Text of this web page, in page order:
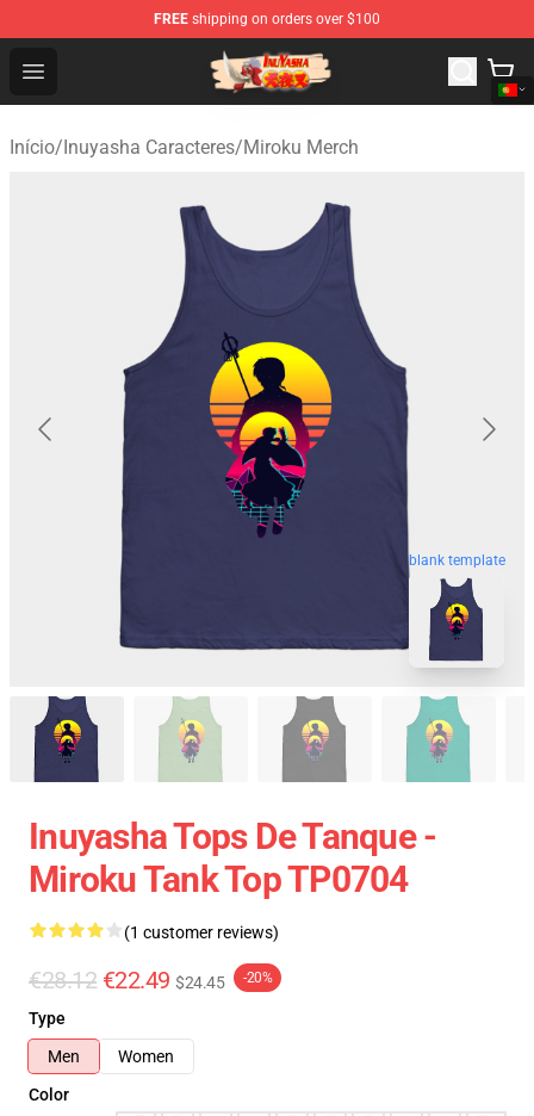
FREE shipping on orders over $100
Open menu
Inuyasha Store - Official Inuyasha Merchandise Shop
Início/Inuyasha Caracteres/Miroku Merch
blank template
Inuyasha Tops De Tanque -
Miroku Tank Top TP0704
(1 customer reviews)
€28.12 €22.49 $24.45 -20%
Type
Men
Women
Color